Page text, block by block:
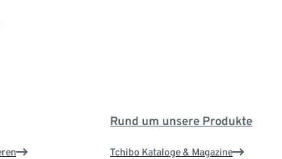
Rund um unsere Produkte
Tchibo Kataloge & Magazine